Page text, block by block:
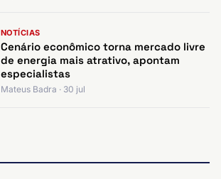
NOTÍCIAS
Cenário econômico torna mercado livre
de energia mais atrativo, apontam
especialistas
Mateus Badra · 30 jul